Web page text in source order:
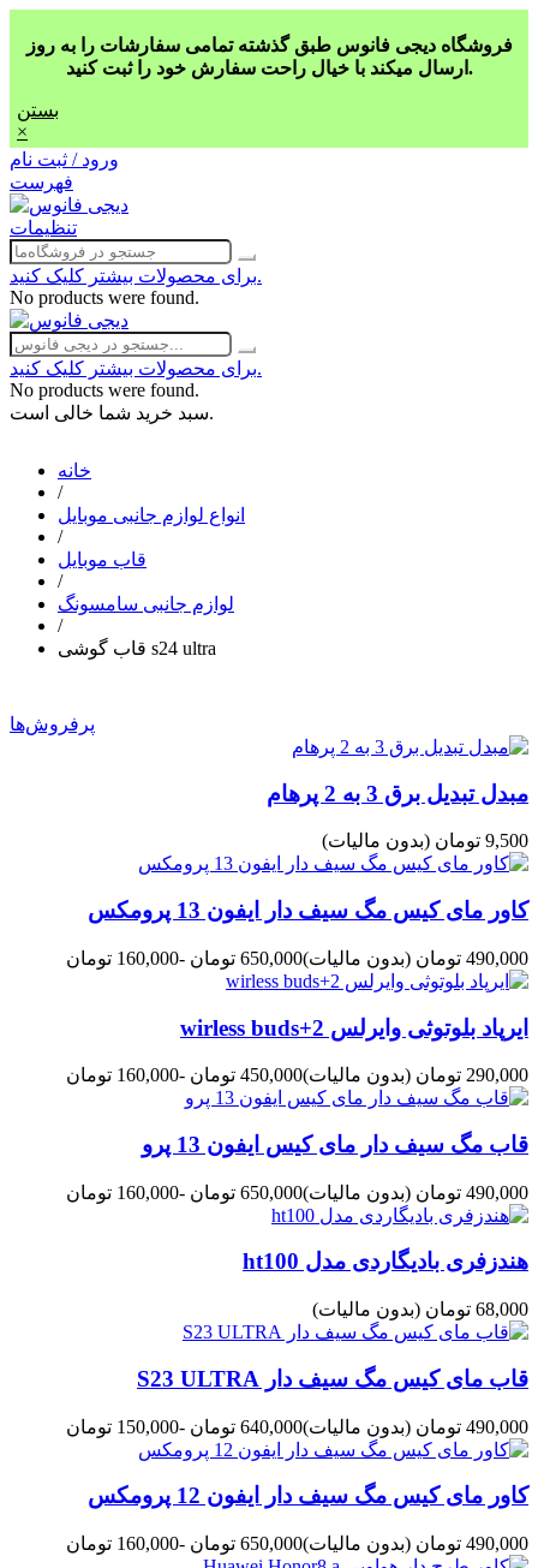
فروشگاه دیجی فانوس طبق گذشته تمامی سفارشات را به روز
ارسال میکند با خیال راحت سفارش خود را ثبت کنید.
بستن
×
ورود / ثبت نام
فهرست
تنظیمات
برای محصولات بیشتر کلیک کنید.
No products were found.
برای محصولات بیشتر کلیک کنید.
No products were found.
سبد خرید شما خالی است.
خانه
/
انواع لوازم جانبی موبایل
/
قاب موبایل
/
لوازم جانبی سامسونگ
/
قاب گوشی s24 ultra
پرفروش‌ها
مبدل تبدیل برق 3 به 2 پرهام
9,500 تومان (بدون مالیات)
کاور مای کیس مگ سیف دار ایفون 13 پرومکس
490,000 تومان (بدون مالیات)650,000 تومان -160,000 تومان
ایرپاد بلوتوثی وایرلس wirless buds+2
290,000 تومان (بدون مالیات)450,000 تومان -160,000 تومان
قاب مگ سیف دار مای کیس ایفون 13 پرو
490,000 تومان (بدون مالیات)650,000 تومان -160,000 تومان
هندزفری بادیگاردی مدل ht100
68,000 تومان (بدون مالیات)
قاب مای کیس مگ سیف دار S23 ULTRA
490,000 تومان (بدون مالیات)640,000 تومان -150,000 تومان
کاور مای کیس مگ سیف دار ایفون 12 پرومکس
490,000 تومان (بدون مالیات)650,000 تومان -160,000 تومان